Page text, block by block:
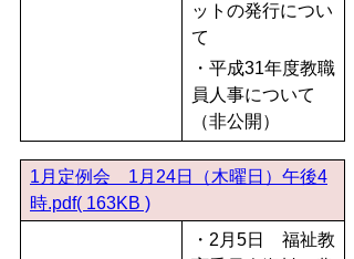
ットの発行につい
て
・平成31年度教職
員人事について
（非公開）
1月定例会 1月24日（木曜日）午後4
時.pdf( 163KB )
・2月5日 福祉教